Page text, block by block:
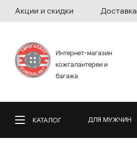
Акции и скидки
Интернет-магазин
кожгалантереи и
багажа
КАТАЛОГ ДЛЯ МУЖЧИН